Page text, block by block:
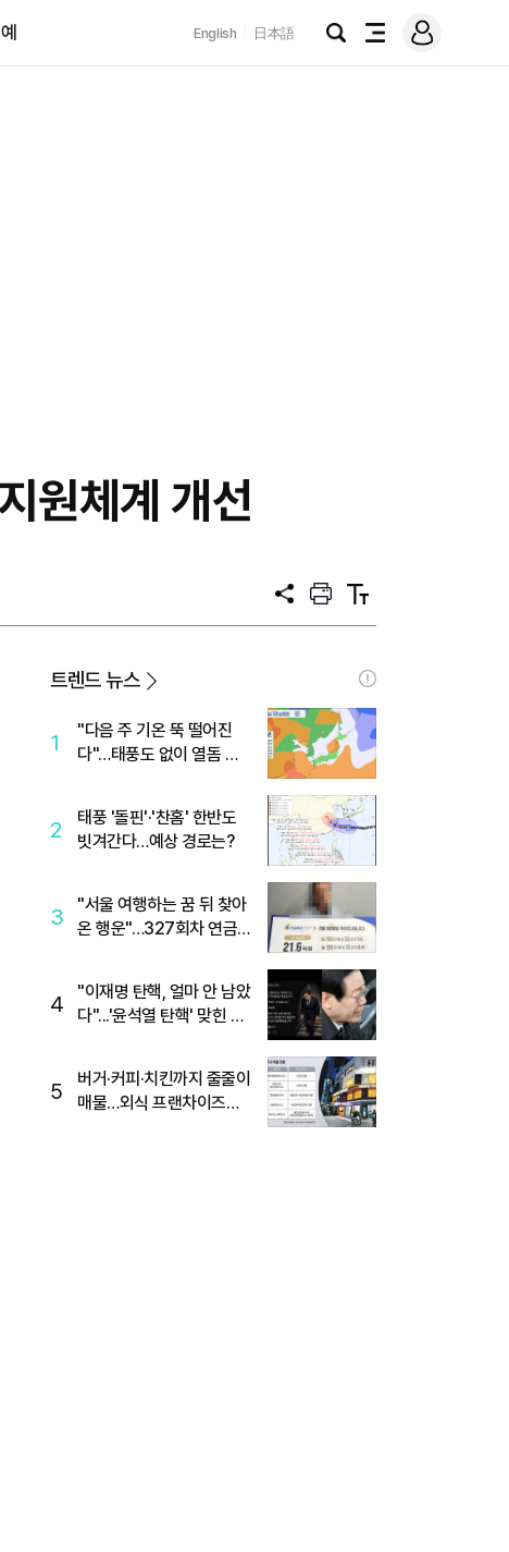
English 日本語
검
전
메
그
원체계 개선
공
프
트
텍
트
트렌드 뉴스
1
"다음 주 기온 뚝 떨어진
다"…태풍도 없이 열돔 박
2
태풍 '돌핀'·'찬홈' 한반도
빗겨간다…예상 경로는?
3
"서울 여행하는 꿈 뒤 찾아
온 행운"…327회차 연금
4
"이재명 탄핵, 얼마 안 남았
다"...'윤석열 탄핵' 맞힌 무
5
버거·커피·치킨까지 줄줄이
매물…외식 프랜차이즈